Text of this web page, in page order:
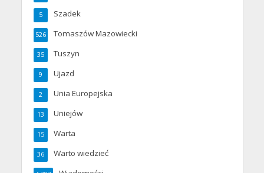
Szadek
5
Tomaszów Mazowiecki
526
Tuszyn
35
Ujazd
9
Unia Europejska
2
Uniejów
13
Warta
15
Warto wiedzieć
36